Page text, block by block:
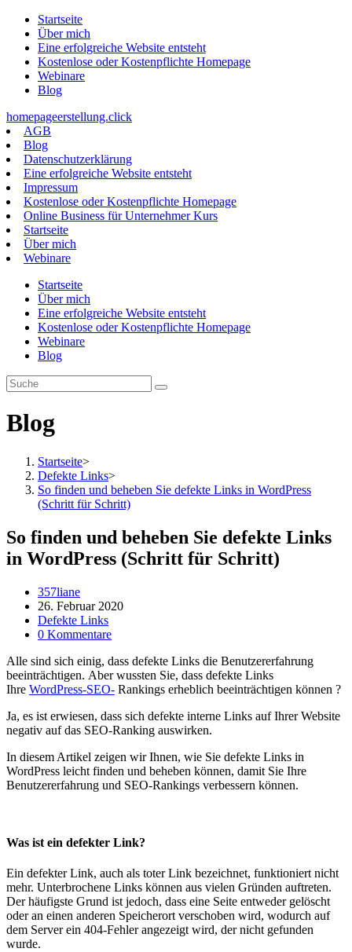
Zum
Inhalt
springen
Startseite
Über mich
Eine erfolgreiche Website entsteht
Kostenlose oder Kostenpflichte Homepage
Webinare
Blog
homepageerstellung.click
AGB
Blog
Datenschutzerklärung
Eine erfolgreiche Website entsteht
Impressum
Kostenlose oder Kostenpflichte Homepage
Online Business für Unternehmer Kurs
Startseite
Über mich
Webinare
Startseite
Über mich
Eine erfolgreiche Website entsteht
Kostenlose oder Kostenpflichte Homepage
Webinare
Blog
Blog
Startseite>
Defekte Links>
So finden und beheben Sie defekte Links in WordPress
(Schritt für Schritt)
So finden und beheben Sie defekte Links
in WordPress (Schritt für Schritt)
Beitrags-
Autor:
357liane
Beitrag
veröffentlicht:
26. Februar 2020
Beitrags-
Kategorie:
Defekte Links
Beitrags-
0 Kommentare
Alle sind sich einig, dass defekte Links die Benutzererfahrung
beeinträchtigen. Aber wussten Sie, dass defekte Links
Ihre WordPress-SEO- Rankings erheblich beeinträchtigen können ?
Ja, es ist erwiesen, dass sich defekte interne Links auf Ihrer Website
negativ auf das SEO-Ranking auswirken.
In diesem Artikel zeigen wir Ihnen, wie Sie defekte Links in
WordPress leicht finden und beheben können, damit Sie Ihre
Benutzererfahrung und SEO-Rankings verbessern können.
Was ist ein defekter Link?
Ein defekter Link, auch als toter Link bezeichnet, funktioniert nicht
mehr. Unterbrochene Links können aus vielen Gründen auftreten.
Der häufigste Grund ist jedoch, dass eine Seite entweder gelöscht
oder an einen anderen Speicherort verschoben wird, wodurch auf
dem Server ein 404-Fehler angezeigt wird, der nicht gefunden
wurde.